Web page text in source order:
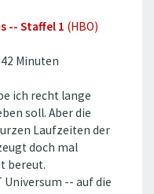
-- Staffel 1 (HBO)
Minuten
ich recht lange
soll. Aber die
Laufzeiten der
doch mal
bereut.
Universum -- auf die